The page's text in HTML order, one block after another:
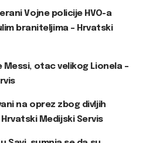
Vojne policije HVO-a
braniteljima – Hrvatski
Messi, otac velikog Lionela –
na oprez zbog divljih
Medijski Servis